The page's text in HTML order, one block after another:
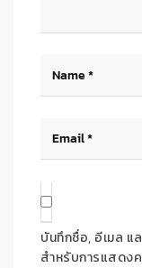
บันทึกชื่อ, อีเมล แ
สำหรับการแสดง